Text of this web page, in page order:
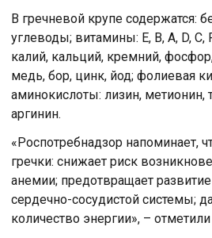
В гречневой крупе содержатся:
углеводы; витамины: Е, В, А, D,
калий, кальций, кремний,
медь, бор, цинк, йод; фолиевая
аминокислоты: лизин, метионин,
аргинин.
«Роспотребнадзор напоминает,
гречки: снижает риск
анемии; предотвращает
сердечно-сосудистой системы;
количество энергии», –